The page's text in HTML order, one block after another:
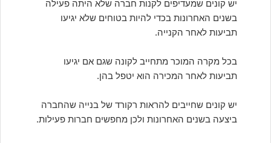
יש קונים שמעדיפים לקנות חברה שלא היתה פעילה
בשנים האחרונות בכדי להיות בטוחים שלא יגיעו
תביעות לאחר הקנייה.
בכל מקרה המוכר מתחייב לקונה שגם אם יגיעו
תביעות לאחר המכירה הוא יטפל בהן.
יש קונים שחייבים להראות רקורד של בנייה שהחברה
ביצעה בשנים האחרונות ולכן מחפשים חברות פעילות.